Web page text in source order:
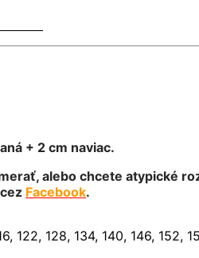
+ 2 cm naviac.
alebo chcete atypické
Facebook.
122, 128, 134, 140, 146, 152,